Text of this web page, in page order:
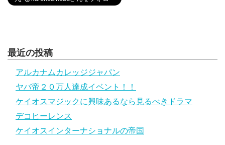
最近の投稿
アルカナムカレッジジャパン
ヤバ帝２０万人達成イベント！！
ケイオスマジックに興味あるなら見るべきドラマ
デコヒーレンス
ケイオスインターナショナルの帝国